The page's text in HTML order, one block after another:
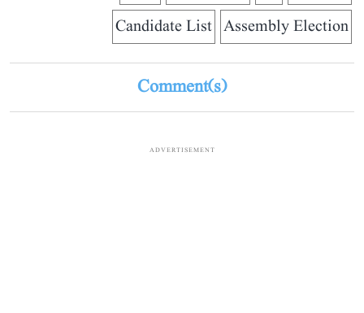
Assembly Election
Candidate List
Comment(s)
ADVERTISEMENT